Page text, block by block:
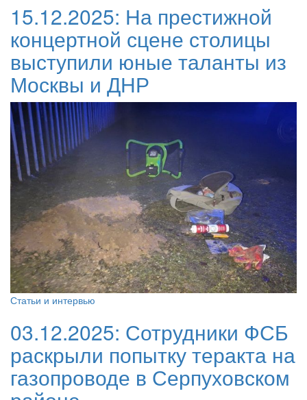
15.12.2025: На престижной
концертной сцене столицы
выступили юные таланты из
Москвы и ДНР
Статьи и интервью
03.12.2025: Сотрудники ФСБ
раскрыли попытку теракта на
газопроводе в Серпуховском